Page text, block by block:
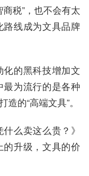
税”，也不会有太
线成为文具品牌
的黑科技增加文
为流行的是各种
的“高端文具”。
么卖这么贵？》
升级，文具的价